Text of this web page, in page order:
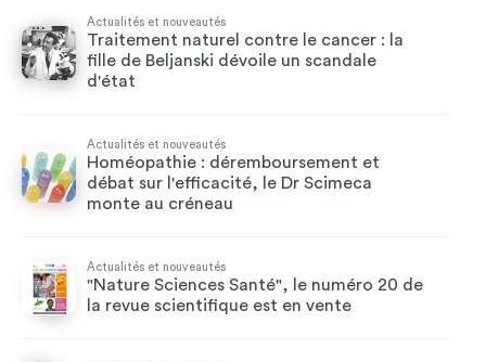
Actualités et nouveautés
Traitement naturel contre le cancer : la
fille de Beljanski dévoile un scandale
d'état
Actualités et nouveautés
Homéopathie : déremboursement et
débat sur l'efficacité, le Dr Scimeca
monte au créneau
Actualités et nouveautés
"Nature Sciences Santé", le numéro 20 de
la revue scientifique est en vente